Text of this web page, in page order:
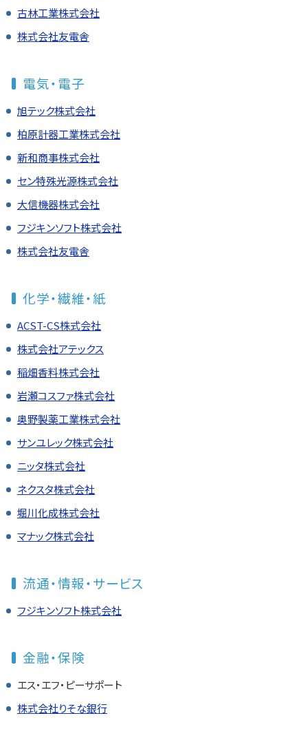
古林工業株式会社
株式会社友電舎
電気・電子
旭テック株式会社
柏原計器工業株式会社
新和商事株式会社
セン特殊光源株式会社
大信機器株式会社
フジキンソフト株式会社
株式会社友電舎
化学・繊維・紙
ACST-CS株式会社
株式会社アテックス
稲畑香料株式会社
岩瀬コスファ株式会社
奥野製薬工業株式会社
サンユレック株式会社
ニッタ株式会社
ネクスタ株式会社
堀川化成株式会社
マナック株式会社
流通・情報・サービス
フジキンソフト株式会社
金融・保険
エス・エフ・ピーサポート
株式会社りそな銀行